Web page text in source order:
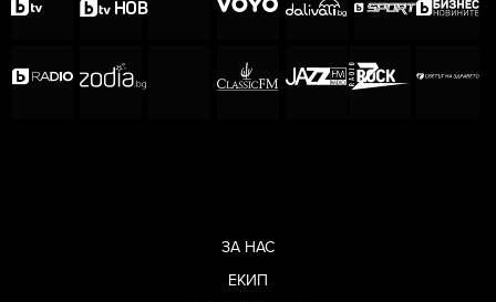
Снимка: bTV Media Group
ЗА НАС
ЕКИП